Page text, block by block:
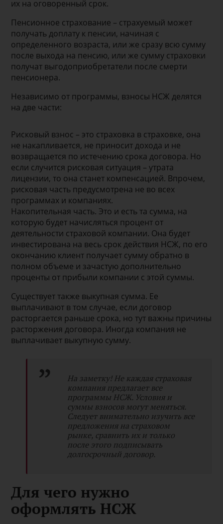
их на оговоренный срок.
Пенсионное страхование – страхуемый может
получать доплату к пенсии, начиная с
определенного возраста, или же сразу всю сумму
после выхода на пенсию, или же сумму страховки
получат выгодоприобретатели после смерти
пенсионера.
Независимо от программы, взносы НСЖ делятся
на две части:
Рисковый взнос – это страховка в страховке, она
не накапливается, не приносит дохода и не
возвращается по истечению срока договора. Но
если случится рисковая ситуация – утрата
лицензии, то она станет компенсацией. Впрочем,
рисковая часть предусмотрена не во всех
программах и компаниях.
Накопительная часть. Это и есть та сумма, на
которую будет начисляться процент от
деятельности страховой компании. Она будет
инвестирована на весь срок действия НСЖ, по его
окончанию клиент получает сумму обратно в
полном объеме и зачастую дополнительно
проценты от прибыли компании с этой суммы.
Существует также выкупная сумма. Ее
выплачивают в том случае, если договор
расторгается раньше срока, но тут важны причины
расторжения договора. Иногда компания не
выплачивает выкупную сумму.
На заметку! Не каждая страховая
компания предлагает все
программы НСЖ. Условия и
суммы взносов могут меняться.
Следует внимательно изучить все
предложения на страховом
рынке, сравнить их и только
после этого подписывать
долгосрочный договор.
Для чего нужно
оформлять НСЖ